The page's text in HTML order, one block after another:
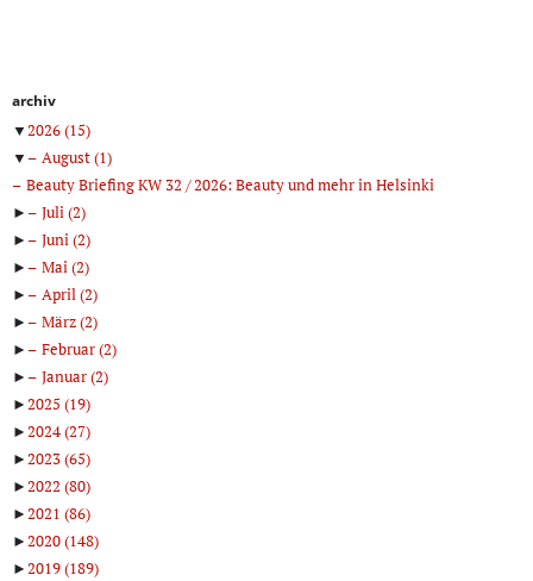
archiv
▼2026(15)
▼
August(1)
Beauty Briefing KW 32 / 2026: Beauty und mehr in Helsinki
►
Juli(2)
►
Juni(2)
►
Mai(2)
►
April(2)
►
März(2)
►
Februar(2)
►
Januar(2)
►2025 (19)
►2024(27)
►2023(65)
►2022 (80)
►2021 (86)
►2020(148)
►2019(189)